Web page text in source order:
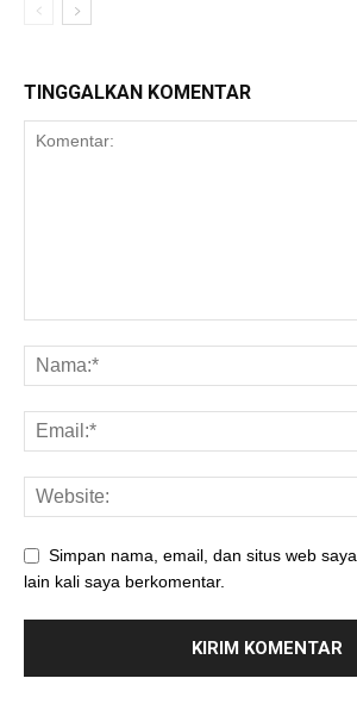
TINGGALKAN KOMENTAR
Simpan nama, email, dan situs web
lain kali saya berkomentar.